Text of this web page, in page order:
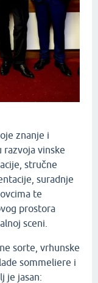
znanje i
vinske
stručne
suradnje
te
prostora
sceni.
sorte, vrhunske
sommeliere i
je jasan: